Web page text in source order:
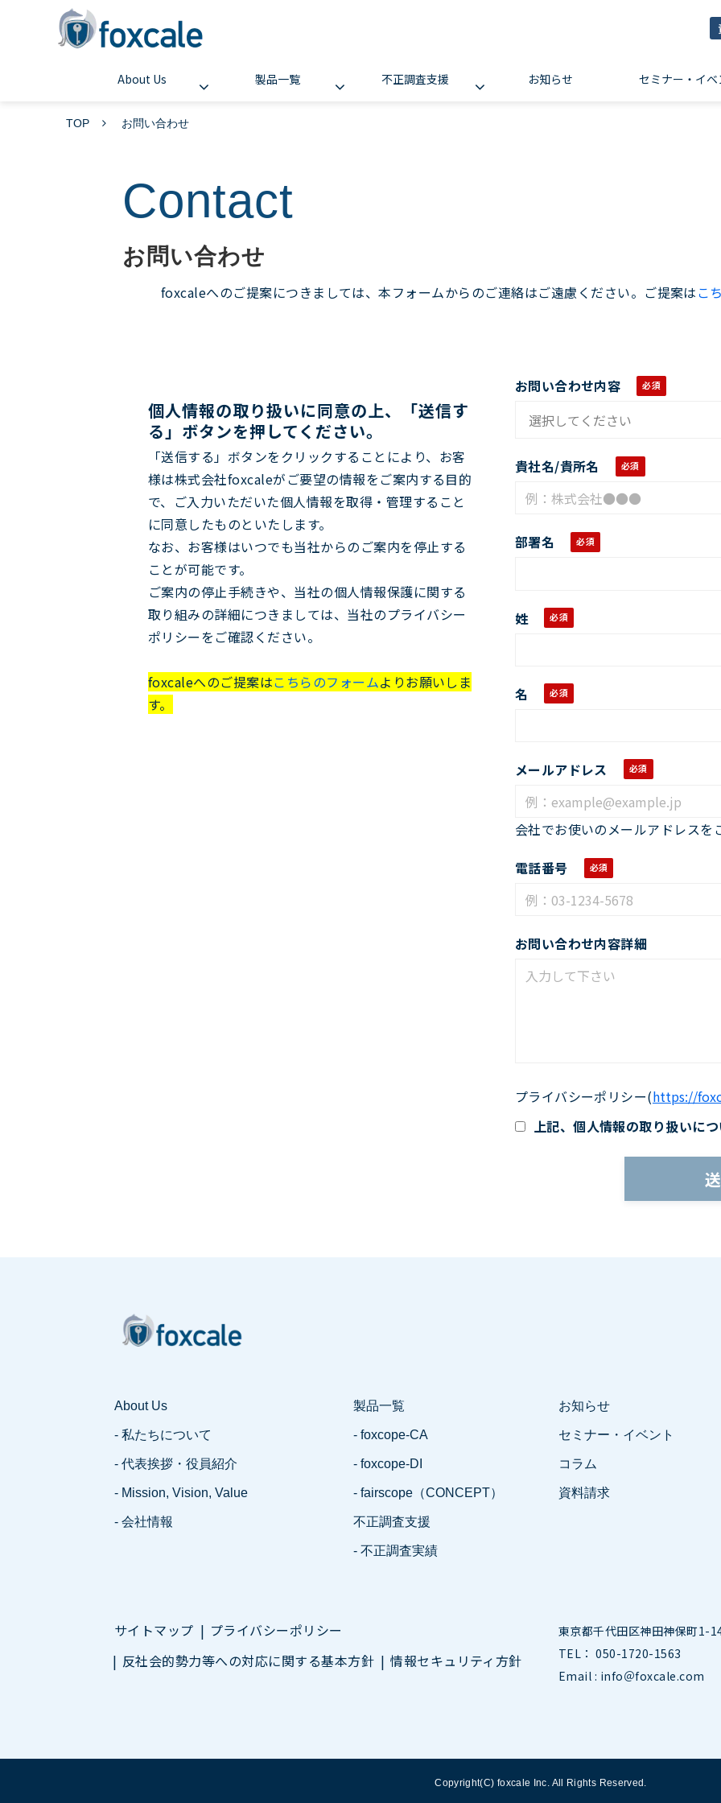
About Us 製品一覧 不正調査支援 お知らせ セミナー・イベ
TOP お問い合わせ
Contact
お問い合わせ
foxcaleへのご提案につきましては、本フォームからのご連絡はご遠慮ください。ご提案はこ
個人情報の取り扱いに同意の上、「送信す
る」ボタンを押してください。
「送信する」ボタンをクリックすることにより、お客
様は株式会社foxcaleがご要望の情報をご案内する目的
で、ご入力いただいた個人情報を取得・管理すること
に同意したものといたします。
なお、お客様はいつでも当社からのご案内を停止する
ことが可能です。
ご案内の停止手続きや、当社の個人情報保護に関する
取り組みの詳細につきましては、当社のプライバシー
ポリシーをご確認ください。
foxcaleへのご提案はこちらのフォームよりお願いしま
す。
お問い合わせ内容
貴社名/貴所名
部署名
姓
名
メールアドレス
会社でお使いのメールアドレスを
電話番号
お問い合わせ内容詳細
プライバシーポリシー(https://
上記、個人情報の取り扱いに
About Us
- 私たちについて
- 代表挨拶・役員紹介
- Mission, Vision, Value
- 会社情報
製品一覧
- foxcope-CA
- foxcope-DI
- fairscope（CONCEPT）
不正調査支援
- 不正調査実績
お知らせ
セミナー・イベント
コラム
資料請求
サイトマップ
プライバシーポリシー
反社会的勢力等への対応に関する基本方針
情報セキュリティ方針
東京都千代田区神田神保町1-
TEL： 050-1720-1563
Email : info＠foxcale.com
Copyright(C) foxcale Inc. All Rights Reserved.